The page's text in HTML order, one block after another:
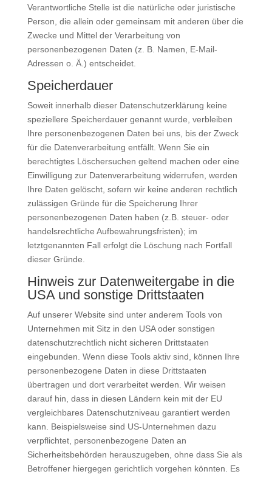
Verantwortliche Stelle ist die natürliche oder juristische
Person, die allein oder gemeinsam mit anderen über die
Zwecke und Mittel der Verarbeitung von
personenbezogenen Daten (z. B. Namen, E-Mail-
Adressen o. Ä.) entscheidet.
Speicherdauer
Soweit innerhalb dieser Datenschutzerklärung keine
speziellere Speicherdauer genannt wurde, verbleiben
Ihre personenbezogenen Daten bei uns, bis der Zweck
für die Datenverarbeitung entfällt. Wenn Sie ein
berechtigtes Löschersuchen geltend machen oder eine
Einwilligung zur Datenverarbeitung widerrufen, werden
Ihre Daten gelöscht, sofern wir keine anderen rechtlich
zulässigen Gründe für die Speicherung Ihrer
personenbezogenen Daten haben (z.B. steuer- oder
handelsrechtliche Aufbewahrungsfristen); im
letztgenannten Fall erfolgt die Löschung nach Fortfall
dieser Gründe.
Hinweis zur Datenweitergabe in die
USA und sonstige Drittstaaten
Auf unserer Website sind unter anderem Tools von
Unternehmen mit Sitz in den USA oder sonstigen
datenschutzrechtlich nicht sicheren Drittstaaten
eingebunden. Wenn diese Tools aktiv sind, können Ihre
personenbezogene Daten in diese Drittstaaten
übertragen und dort verarbeitet werden. Wir weisen
darauf hin, dass in diesen Ländern kein mit der EU
vergleichbares Datenschutzniveau garantiert werden
kann. Beispielsweise sind US-Unternehmen dazu
verpflichtet, personenbezogene Daten an
Sicherheitsbehörden herauszugeben, ohne dass Sie als
Betroffener hiergegen gerichtlich vorgehen könnten. Es